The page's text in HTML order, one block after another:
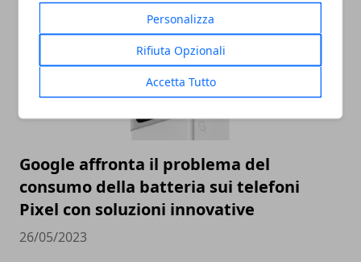
Personalizza
Rifiuta Opzionali
Accetta Tutto
Google affronta il problema del
consumo della batteria sui telefoni
Pixel con soluzioni innovative
26/05/2023